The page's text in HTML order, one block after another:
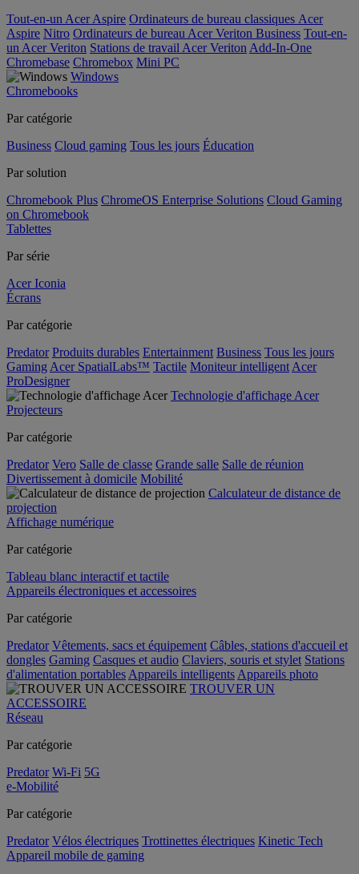
Tout-en-un Acer Aspire Ordinateurs de bureau classiques Acer
Aspire Nitro Ordinateurs de bureau Acer Veriton Business Tout-en-
un Acer Veriton Stations de travail Acer Veriton Add-In-One
Chromebase Chromebox Mini PC
Windows
Chromebooks
Par catégorie
Business Cloud gaming Tous les jours Éducation
Par solution
Chromebook Plus ChromeOS Enterprise Solutions Cloud Gaming
on Chromebook
Tablettes
Par série
Acer Iconia
Écrans
Par catégorie
Predator Produits durables Entertainment Business Tous les jours
Gaming Acer SpatialLabs™ Tactile Moniteur intelligent Acer
ProDesigner
Technologie d'affichage Acer
Projecteurs
Par catégorie
Predator Vero Salle de classe Grande salle Salle de réunion
Divertissement à domicile Mobilité
Calculateur de distance de
projection
Affichage numérique
Par catégorie
Tableau blanc interactif et tactile
Appareils électroniques et accessoires
Par catégorie
Predator Vêtements, sacs et équipement Câbles, stations d'accueil et
dongles Gaming Casques et audio Claviers, souris et stylet Stations
d'alimentation portables Appareils intelligents Appareils photo
TROUVER UN
ACCESSOIRE
Réseau
Par catégorie
Predator Wi-Fi 5G
e-Mobilité
Par catégorie
Predator Vélos électriques Trottinettes électriques Kinetic Tech
Appareil mobile de gaming